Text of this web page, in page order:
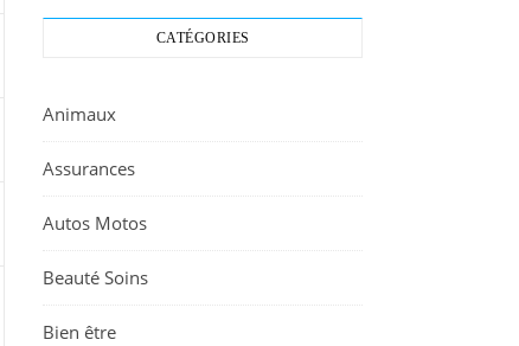
CATÉGORIES
Animaux
Assurances
Autos Motos
Beauté Soins
Bien être